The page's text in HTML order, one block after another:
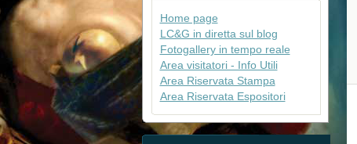
Home page
LC&G in diretta sul blog
Fotogallery in tempo reale
Area visitatori - Info Utili
Area Riservata Stampa
Area Riservata Espositori